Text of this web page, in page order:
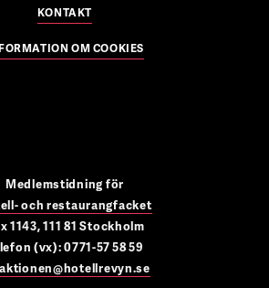
KONTAKT
OM COOKIES
Medlemstidning för
och restaurangfacket
1143, 111 81 Stockholm
(vx): 0771-57 58 59